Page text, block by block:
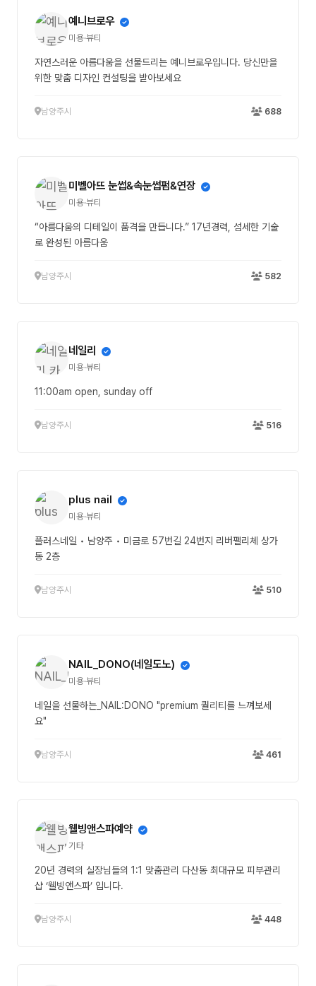
예니브로우
미용·뷰티
자연스러운 아름다움을 선물드리는 예니브로우입니다. 당신만을
위한 맞춤 디자인 컨설팅을 받아보세요
남양주시 688
미벨아뜨 눈썹&속눈썹펌&연장
미용·뷰티
“아름다움의 디테일이 품격을 만듭니다.” 17년경력, 섬세한 기술
로 완성된 아름다움
남양주시 582
네일리
미용·뷰티
11:00am open, sunday off
남양주시 516
plus nail
미용·뷰티
플러스네일 • 남양주 • 미금로 57번길 24번지 리버펠리체 상가
동 2층
남양주시 510
NAIL_DONO(네일도노)
미용·뷰티
네일을 선물하는_NAIL:DONO "premium 퀄리티를 느껴보세
요"
남양주시 461
웰빙앤스파예약
기타
20년 경력의 실장님들의 1:1 맞춤관리 다산동 최대규모 피부관리
샵 ‘웰빙앤스파’ 입니다.
남양주시 448